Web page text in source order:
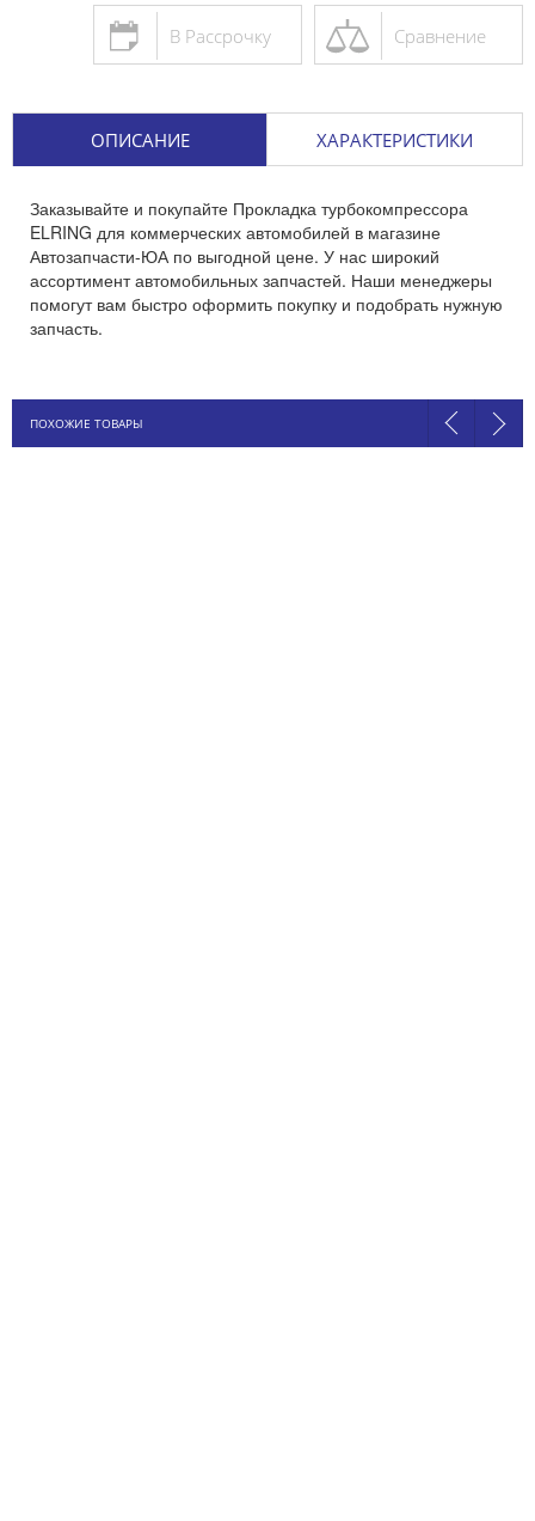
Сравнение
В Рассрочку
ОПИСАНИЕ ХАРАКТЕРИСТИКИ
Заказывайте и покупайте Прокладка турбокомпрессора
ELRING для коммерческих автомобилей в магазине
Автозапчасти-ЮА по выгодной цене. У нас широкий
ассортимент автомобильных запчастей. Наши менеджеры
помогут вам быстро оформить покупку и подобрать нужную
запчасть.
ПОХОЖИЕ ТОВАРЫ